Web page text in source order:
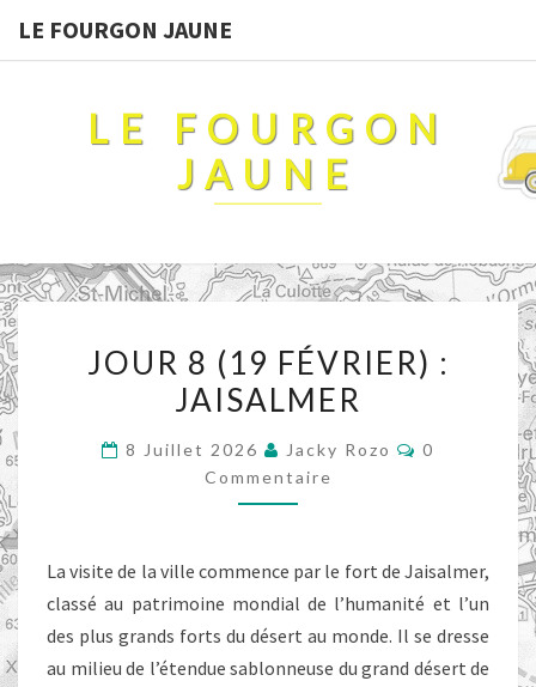
LE FOURGON JAUNE
LE FOURGON
JAUNE
(19
:
JAISALMER
JOUR 8 (19 FÉVRIER) :
JAISALMER
8 Juillet 2026 Jacky Rozo
0
Commentaire
La visite de la ville commence par le fort de Jaisalmer,
classé au patrimoine mondial de l’humanité et l’un
des plus grands forts du désert au monde. Il se dresse
au milieu de l’étendue sablonneuse du grand désert de